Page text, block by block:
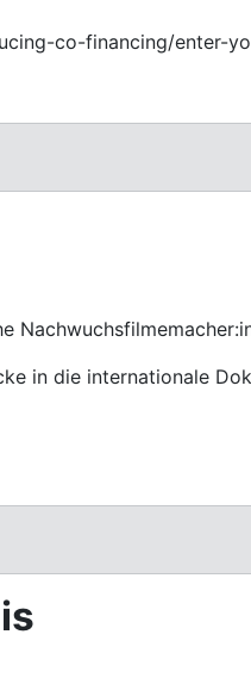
co-financing/enter-
in die internationale